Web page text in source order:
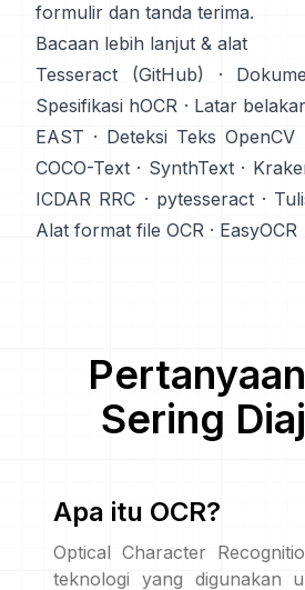
formulir dan tanda terima.
Bacaan lebih lanjut & alat
Tesseract (GitHub) ·
Spesifikasi hOCR · Latar
EAST · Deteksi Teks OpenCV
COCO-Text · SynthText·
ICDAR RRC · pytesseract·
Alat format file OCR · EasyOCR
Sering
Apa itu OCR?
Optical Character
teknologi yang digunakan